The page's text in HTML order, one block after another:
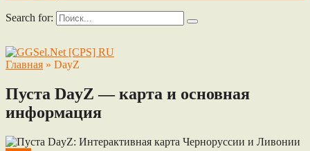
Search for:
Главная » DayZ
Пуста DayZ — карта и основная
информация